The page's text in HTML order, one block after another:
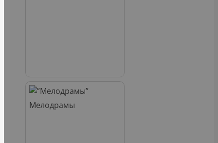
Мелодрамы